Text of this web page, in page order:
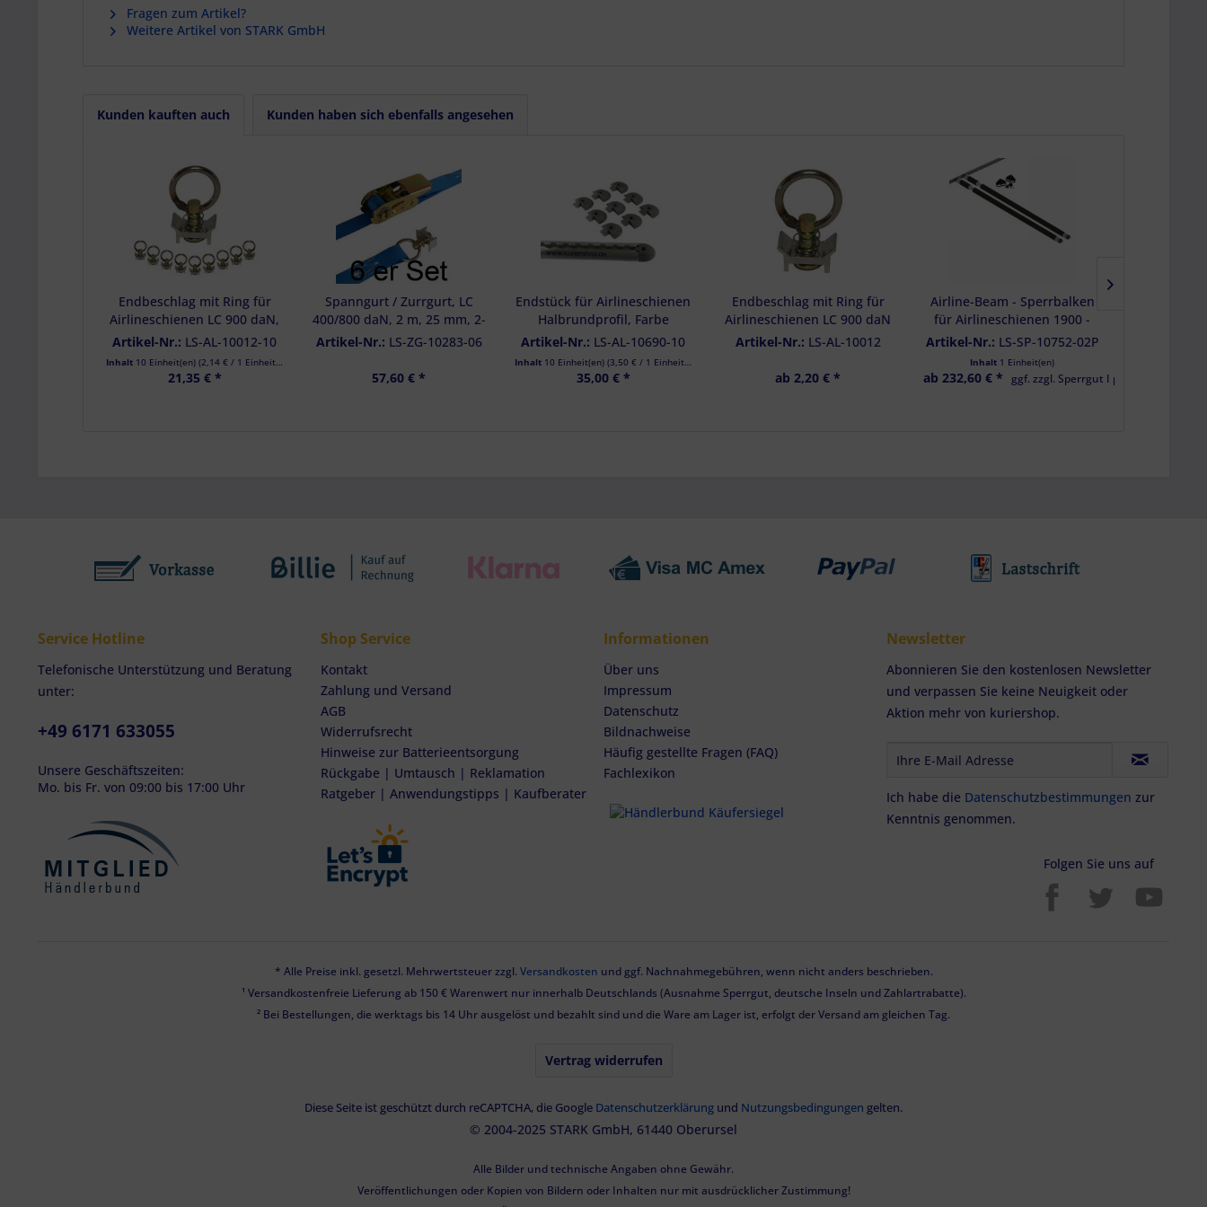
Fragen zum Artikel?
Weitere Artikel von STARK GmbH
Kunden kauften auch Kunden haben sich ebenfalls angesehen
Endbeschlag mit Ring für
Airlineschienen LC 900 daN,
10er Set
Artikel-Nr.: LS-AL-10012-10
Inhalt 10 Einheit(en) (2,14 € / 1 Einheit(en))
21,35 € *
Spanngurt / Zurrgurt, LC
400/800 daN, 2 m, 25 mm, 2-
teilig, Endbeschlag m. Ring,
Artikel-Nr.: LS-ZG-10283-06
57,60 € *
Endstück für Airlineschienen
Halbrundprofil, Farbe
hellgrau, 10er Set
Artikel-Nr.: LS-AL-10690-10
Inhalt 10 Einheit(en)(3,50 € / 1 Einheit(en))
35,00 € *
Endbeschlag mit Ring für
Airlineschienen LC 900 daN
Artikel-Nr.: LS-AL-10012
ab 2,20 € *
Airline-Beam - Sperrbalken
für Airlineschienen 1900 -
2460 mm 2er Set inkl.
Parkhalterung
Artikel-Nr.: LS-SP-10752-02P
Inhalt 1 Einheit(en)
ab 232,60 € * ggf. zzgl. Sperrgut I pro Bestellung
Service Hotline
Telefonische Unterstützung und Beratung
unter:
+49 6171 633055
Unsere Geschäftszeiten:
Mo. bis Fr. von 09:00 bis 17:00 Uhr
Shop Service
Kontakt
Zahlung und Versand
AGB
Widerrufsrecht
Hinweise zur Batterieentsorgung
Rückgabe | Umtausch | Reklamation
Ratgeber | Anwendungstipps | Kaufberater
Informationen
Über uns
Impressum
Datenschutz
Bildnachweise
Häufig gestellte Fragen (FAQ)
Fachlexikon
Newsletter
Abonnieren Sie den kostenlosen Newsletter
und verpassen Sie keine Neuigkeit oder
Aktion mehr von kuriershop.
Ich habe die Datenschutzbestimmungen zur
Kenntnis genommen.
Folgen Sie uns auf
* Alle Preise inkl. gesetzl. Mehrwertsteuer zzgl. Versandkosten und ggf. Nachnahmegebühren, wenn nicht anders beschrieben.
¹ Versandkostenfreie Lieferung ab 150 € Warenwert nur innerhalb Deutschlands (Ausnahme Sperrgut, deutsche Inseln und Zahlartrabatte).
² Bei Bestellungen, die werktags bis 14 Uhr ausgelöst und bezahlt sind und die Ware am Lager ist, erfolgt der Versand am gleichen Tag.
Vertrag widerrufen
Diese Seite ist geschützt durch reCAPTCHA, die Google Datenschutzerklärung und Nutzungsbedingungen gelten.
© 2004-2025 STARK GmbH, 61440 Oberursel
Alle Bilder und technische Angaben ohne Gewähr.
Veröffentlichungen oder Kopien von Bildern oder Inhalten nur mit ausdrücklicher Zustimmung!